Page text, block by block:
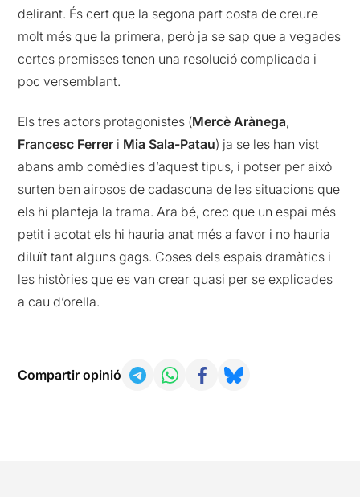
delirant. És cert que la segona part costa de creure
molt més que la primera, però ja se sap que a vegades
certes premisses tenen una resolució complicada i
poc versemblant.
Els tres actors protagonistes (Mercè Arànega,
Francesc Ferrer i Mia Sala-Patau) ja se les han vist
abans amb comèdies d’aquest tipus, i potser per això
surten ben airosos de cadascuna de les situacions que
els hi planteja la trama. Ara bé, crec que un espai més
petit i acotat els hi hauria anat més a favor i no hauria
diluït tant alguns gags. Coses dels espais dramàtics i
les històries que es van crear quasi per se explicades
a cau d’orella.
Compartir opinió